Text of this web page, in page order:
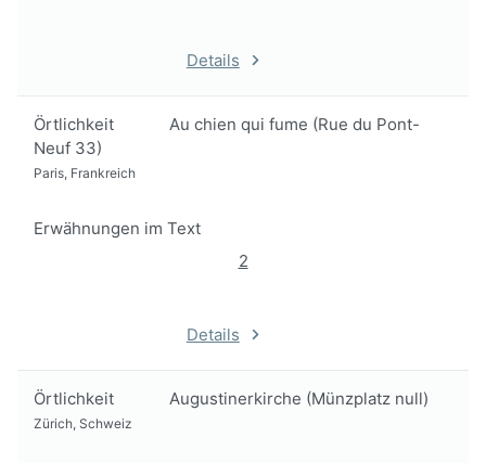
Details
Örtlichkeit
Au chien qui fume (Rue du Pont-
Neuf 33)
Paris, Frankreich
Erwähnungen im Text
2
Details
Örtlichkeit Augustinerkirche (Münzplatz null)
Zürich, Schweiz